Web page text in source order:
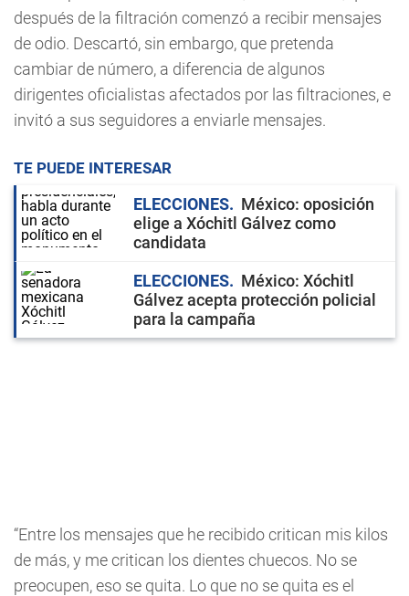
después de la filtración comenzó a recibir mensajes
de odio. Descartó, sin embargo, que pretenda
cambiar de número, a diferencia de algunos
dirigentes oficialistas afectados por las filtraciones, e
invitó a sus seguidores a enviarle mensajes.
TE PUEDE INTERESAR
ELECCIONES
México: oposición
elige a Xóchitl Gálvez como
candidata
ELECCIONES
México: Xóchitl
Gálvez acepta protección policial
para la campaña
“Entre los mensajes que he recibido critican mis kilos
de más, y me critican los dientes chuecos. No se
preocupen, eso se quita. Lo que no se quita es el